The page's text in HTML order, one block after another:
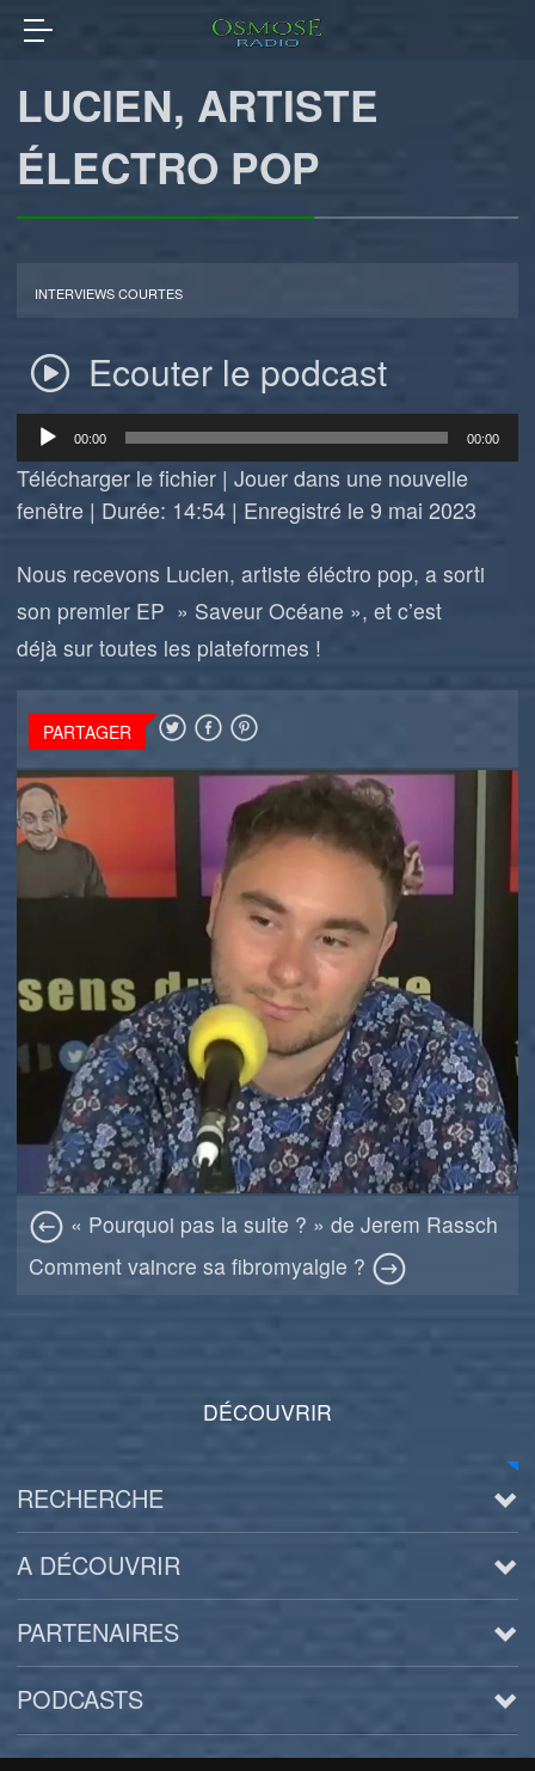
LUCIEN, ARTISTE
ÉLECTRO POP
INTERVIEWS COURTES
Ecouter le podcast
Lecteur
audio
00:00 00:00
Télécharger le fichier |Jouer dans une nouvelle
fenêtre | Durée: 14:54 | Enregistré le 9 mai 2023
Nous recevons Lucien, artiste éléctro pop, a sorti
son premier EP » Saveur Océane », et c’est
déjà sur toutes les plateformes !
PARTAGER
« Pourquoi pas la suite ? » de Jerem Rassch
Comment vaincre sa fibromyalgie ?
DÉCOUVRIR
RECHERCHE
A DÉCOUVRIR
PARTENAIRES
PODCASTS